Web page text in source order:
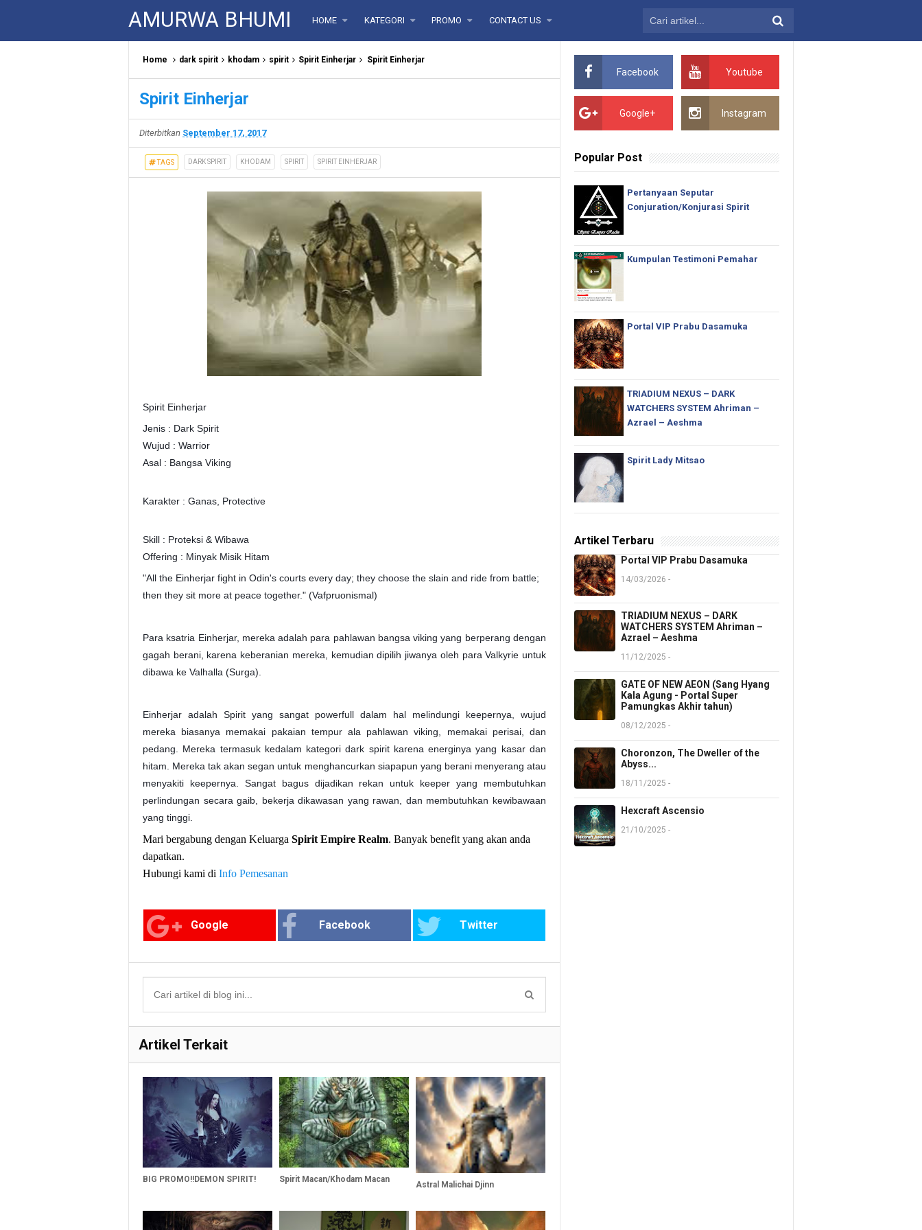
AMURWA BHUMI HOME KATEGORI PROMO CONTACT US
Home dark spirit khodam spirit Spirit Einherjar Spirit Einherjar
Spirit Einherjar
Diterbitkan September 17, 2017
TAGS DARK SPIRIT KHODAM SPIRIT SPIRIT EINHERJAR
Spirit Einherjar
Jenis : Dark Spirit
Wujud : Warrior
Asal : Bangsa Viking
Karakter : Ganas, Protective
Skill : Proteksi & Wibawa
Offering : Minyak Misik Hitam
"All the Einherjar fight in Odin's courts every day; they choose the slain and ride from battle;
then they sit more at peace together." (Vafpruonismal)
Para ksatria Einherjar, mereka adalah para pahlawan bangsa viking yang berperang dengan
gagah berani, karena keberanian mereka, kemudian dipilih jiwanya oleh para Valkyrie untuk
dibawa ke Valhalla (Surga).
Einherjar adalah Spirit yang sangat powerfull dalam hal melindungi keepernya, wujud
mereka biasanya memakai pakaian tempur ala pahlawan viking, memakai perisai, dan
pedang. Mereka termasuk kedalam kategori dark spirit karena energinya yang kasar dan
hitam. Mereka tak akan segan untuk menghancurkan siapapun yang berani menyerang atau
menyakiti keepernya. Sangat bagus dijadikan rekan untuk keeper yang membutuhkan
perlindungan secara gaib, bekerja dikawasan yang rawan, dan membutuhkan kewibawaan
yang tinggi.
Mari bergabung dengan Keluarga Spirit Empire Realm. Banyak benefit yang akan anda
dapatkan.
Hubungi kami di Info Pemesanan
Google Facebook Twitter
Artikel Terkait
BIG PROMO!!DEMON SPIRIT! Spirit Macan/Khodam Macan
Astral Malichai Djinn
Facebook Youtube
Google+ Instagram
Popular Post
Pertanyaan Seputar
Conjuration/Konjurasi Spirit
Kumpulan Testimoni Pemahar
Portal VIP Prabu Dasamuka
TRIADIUM NEXUS – DARK
WATCHERS SYSTEM Ahriman –
Azrael – Aeshma
Spirit Lady Mitsao
Artikel Terbaru
Portal VIP Prabu Dasamuka
14/03/2026 -
TRIADIUM NEXUS – DARK
WATCHERS SYSTEM Ahriman –
Azrael – Aeshma
11/12/2025 -
GATE OF NEW AEON (Sang Hyang
Kala Agung - Portal Super
Pamungkas Akhir tahun)
08/12/2025 -
Choronzon, The Dweller of the
Abyss...
18/11/2025 -
Hexcraft Ascensio
21/10/2025 -